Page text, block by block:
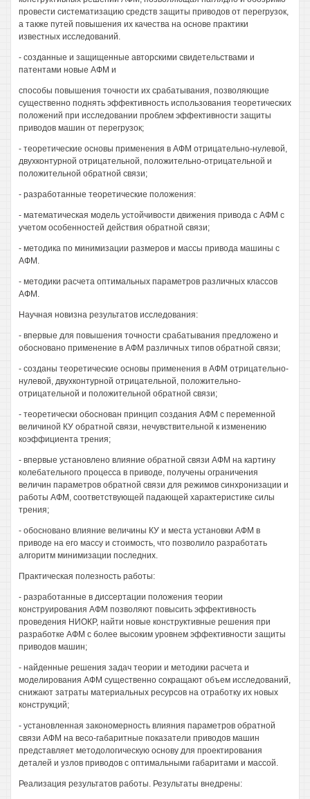
провести систематизацию средств защиты приводов от перегрузок,
а также путей повышения их качества на основе практики
известных исследований.
- созданные и защищенные авторскими свидетельствами и
патентами новые АФМ и
способы повышения точности их срабатывания, позволяющие
существенно поднять эффективность использования теоретических
положений при исследовании проблем эффективности защиты
приводов машин от перегрузок;
- теоретические основы применения в АФМ отрицательно-нулевой,
двухконтурной отрицательной, положительно-отрицательной и
положительной обратной связи;
- разработанные теоретические положения:
- математическая модель устойчивости движения привода с АФМ с
учетом особенностей действия обратной связи;
- методика по минимизации размеров и массы привода машины с
АФМ.
- методики расчета оптимальных параметров различных классов
АФМ.
Научная новизна результатов исследования:
- впервые для повышения точности срабатывания предложено и
обосновано применение в АФМ различных типов обратной связи;
- созданы теоретические основы применения в АФМ отрицательно-
нулевой, двухконтурной отрицательной, положительно-
отрицательной и положительной обратной связи;
- теоретически обоснован принцип создания АФМ с переменной
величиной КУ обратной связи, нечувствительной к изменению
коэффициента трения;
- впервые установлено влияние обратной связи АФМ на картину
колебательного процесса в приводе, получены ограничения
величин параметров обратной связи для режимов синхронизации и
работы АФМ, соответствующей падающей характеристике силы
трения;
- обосновано влияние величины КУ и места установки АФМ в
приводе на его массу и стоимость, что позволило разработать
алгоритм минимизации последних.
Практическая полезность работы:
- разработанные в диссертации положения теории
конструирования АФМ позволяют повысить эффективность
проведения НИОКР, найти новые конструктивные решения при
разработке АФМ с более высоким уровнем эффективности защиты
приводов машин;
- найденные решения задач теории и методики расчета и
моделирования АФМ существенно сокращают объем исследований,
снижают затраты материальных ресурсов на отработку их новых
конструкций;
- установленная закономерность влияния параметров обратной
связи АФМ на весо-габаритные показатели приводов машин
представляет методологическую основу для проектирования
деталей и узлов приводов с оптимальными габаритами и массой.
Реализация результатов работы. Результаты внедрены: